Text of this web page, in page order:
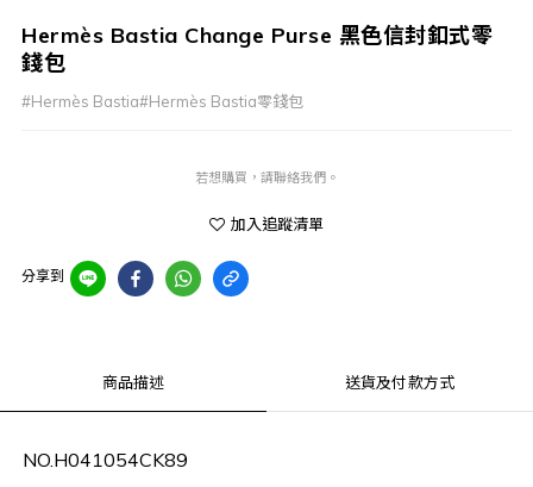
Hermès Bastia Change Purse 黑色信封釦式零
錢包
#Hermès Bastia#Hermès Bastia零錢包
若想購買，請聯絡我們。
加入追蹤清單
分享到
商品描述 送貨及付款方式
NO.H041054CK89